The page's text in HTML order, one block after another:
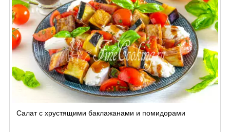
Салат с хрустящими баклажанами и помидорами